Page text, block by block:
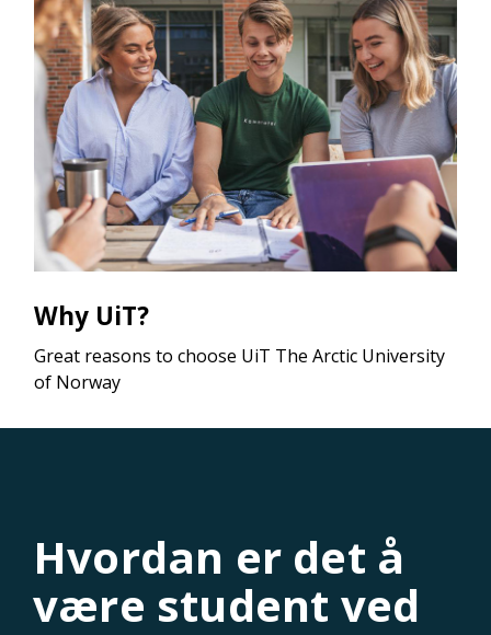
Why UiT?
Great reasons to choose UiT The Arctic University
of Norway
Hvordan er det å
være student ved